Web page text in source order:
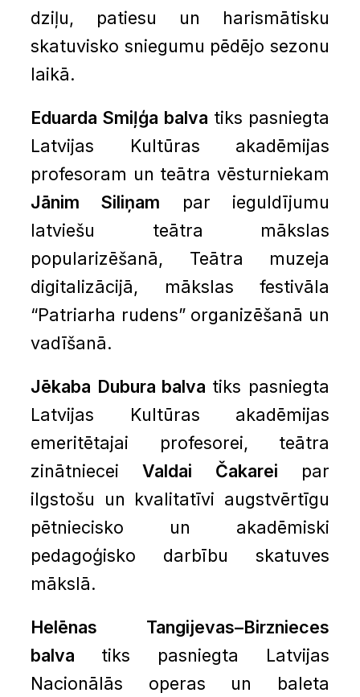
dziļu, patiesu un harismātisku
skatuvisko sniegumu pēdējo sezonu
laikā.
Eduarda Smiļģa balva tiks pasniegta
Latvijas Kultūras akadēmijas
profesoram un teātra vēsturniekam
Jānim Siliņam par ieguldījumu
latviešu teātra mākslas
popularizēšanā, Teātra muzeja
digitalizācijā, mākslas festivāla
“Patriarha rudens” organizēšanā un
vadīšanā.
Jēkaba Dubura balva tiks pasniegta
Latvijas Kultūras akadēmijas
emeritētajai profesorei, teātra
zinātnieceiValdai Čakarei par
ilgstošu un kvalitatīvi augstvērtīgu
pētniecisko un akadēmiski
pedagoģisko darbību skatuves
mākslā.
Helēnas Tangijevas–Birznieces
balva tiks pasniegta Latvijas
Nacionālās operas un baleta